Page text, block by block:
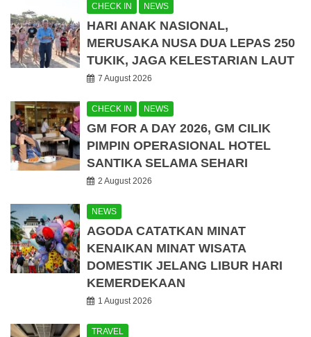
CHECK IN NEWS
HARI ANAK NASIONAL,
MERUSAKA NUSA DUA LEPAS 250
TUKIK, JAGA KELESTARIAN LAUT
7 August 2026
CHECK IN NEWS
GM FOR A DAY 2026, GM CILIK
PIMPIN OPERASIONAL HOTEL
SANTIKA SELAMA SEHARI
2 August 2026
NEWS
AGODA CATATKAN MINAT
KENAIKAN MINAT WISATA
DOMESTIK JELANG LIBUR HARI
KEMERDEKAAN
1 August 2026
TRAVEL